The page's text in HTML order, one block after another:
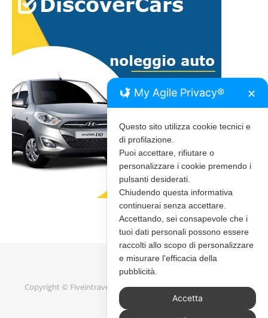
Copyright © Fiveintravel 2020 - 2026 |Bard Tema diWP Royal.
My Agile Privacy® ✕
Questo sito utilizza cookie tecnici e
di profilazione.
Puoi accettare, rifiutare o
personalizzare i cookie premendo i
pulsanti desiderati.
Chiudendo questa informativa
continuerai senza accettare.
Accettando, sei consapevole che i
tuoi dati personali possono essere
raccolti allo scopo di personalizzare
e misurare l'efficacia della
pubblicità.
Accetta